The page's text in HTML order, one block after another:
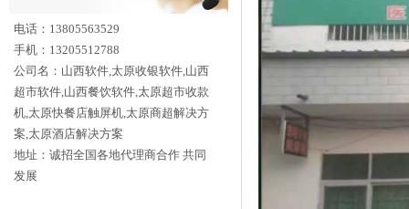
电话：13805563529
手机：13205512788
公司名：山西软件,太原收银软件,山西
超市软件,山西餐饮软件,太原超市收款
机,太原快餐店触屏机,太原商超解决方
案,太原酒店解决方案
地址：诚招全国各地代理商合作 共同
发展